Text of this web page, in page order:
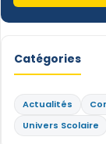
Catégories
Actualités
Univers Scolaire